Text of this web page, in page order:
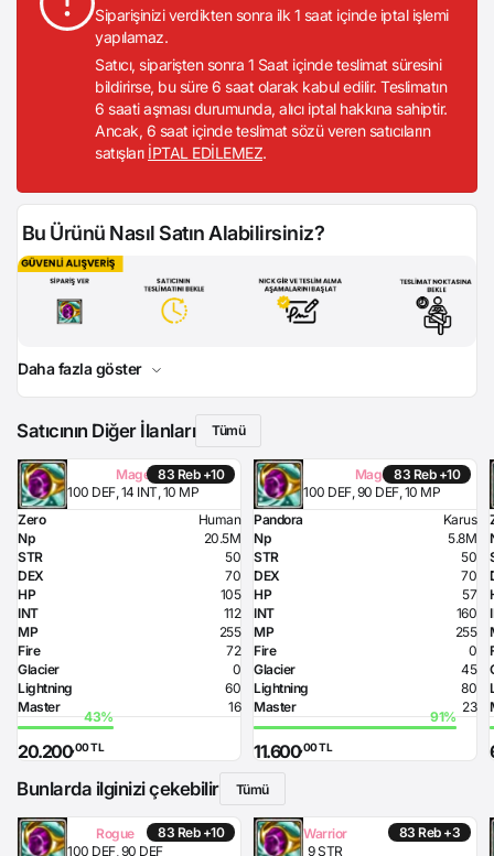
Siparişinizi verdikten sonra ilk 1 saat içinde iptal işlemi
yapılamaz.
Satıcı, siparişten sonra 1 Saat içinde teslimat süresini
bildirirse, bu süre 6 saat olarak kabul edilir. Teslimatın
6 saati aşması durumunda, alıcı iptal hakkına sahiptir.
Ancak, 6 saat içinde teslimat sözü veren satıcıların
satışları İPTAL EDİLEMEZ.
Bu Ürünü Nasıl Satın Alabilirsiniz?
Daha fazla göster
Satıcının Diğer İlanları Tümü
Mage
100 DEF, 14 INT, 10 MP
Zero
Human
Np
20.5M
STR
50
DEX
70
HP
105
INT
112
MP
255
Fire
72
Glacier
0
Lightning
60
Master
16
83 Reb +10
20.200,00 TL
Mage
100 DEF, 90 DEF, 10 MP
Pandora
Karus
Np
5.8M
STR
50
DEX
70
HP
57
INT
160
MP
255
Fire
0
Glacier
45
Lightning
80
Master
23
83 Reb +10
11.600,00 TL
Bunlarda ilginizi çekebilir
Tümü
Rogue
100 DEF, 90 DEF
83 Reb +10
Warrior
9 STR
83 Reb +3